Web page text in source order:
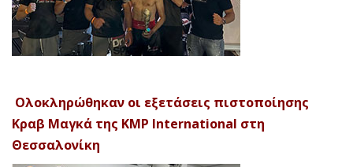
Ολοκληρώθηκαν οι εξετάσεις πιστοποίησης
Κραβ Μαγκά της KMP International στη
Θεσσαλονίκη